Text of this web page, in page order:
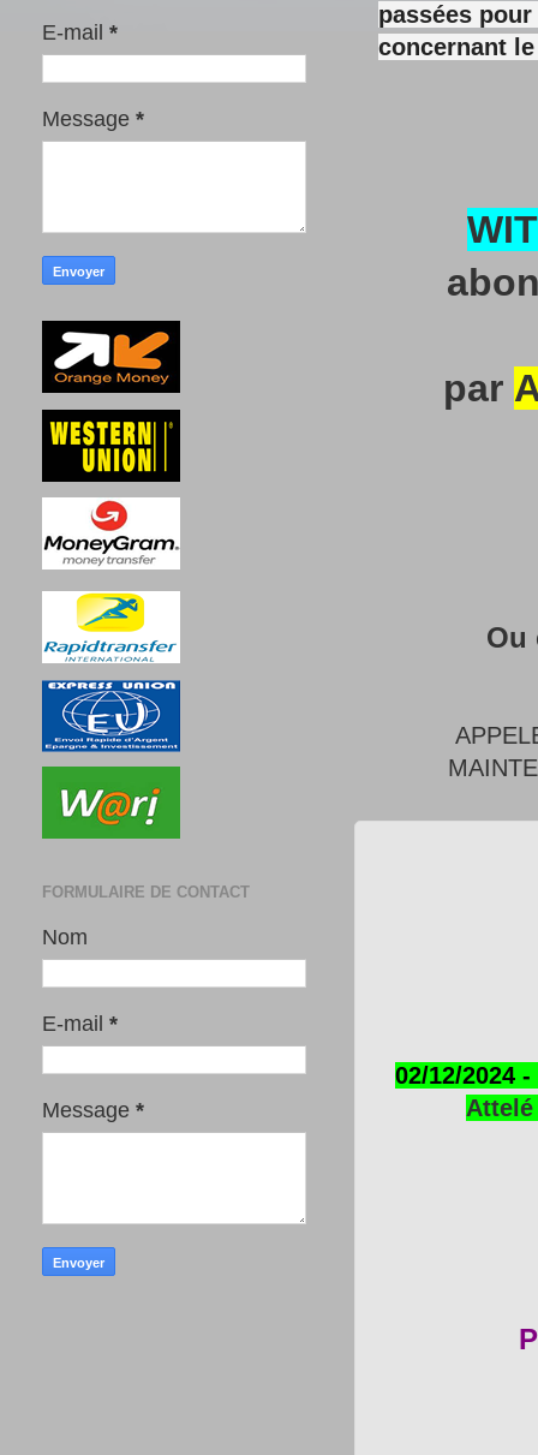
passées
concernant
par
Ou
02/12/2024
Attelé
E-mail *
Message *
FORMULAIRE DE CONTACT
Nom
E-mail *
Message *